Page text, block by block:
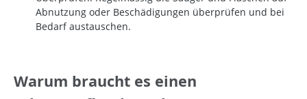
Abnutzung oder Beschädigungen überprüfen und bei
Bedarf austauschen.
Warum braucht es einen